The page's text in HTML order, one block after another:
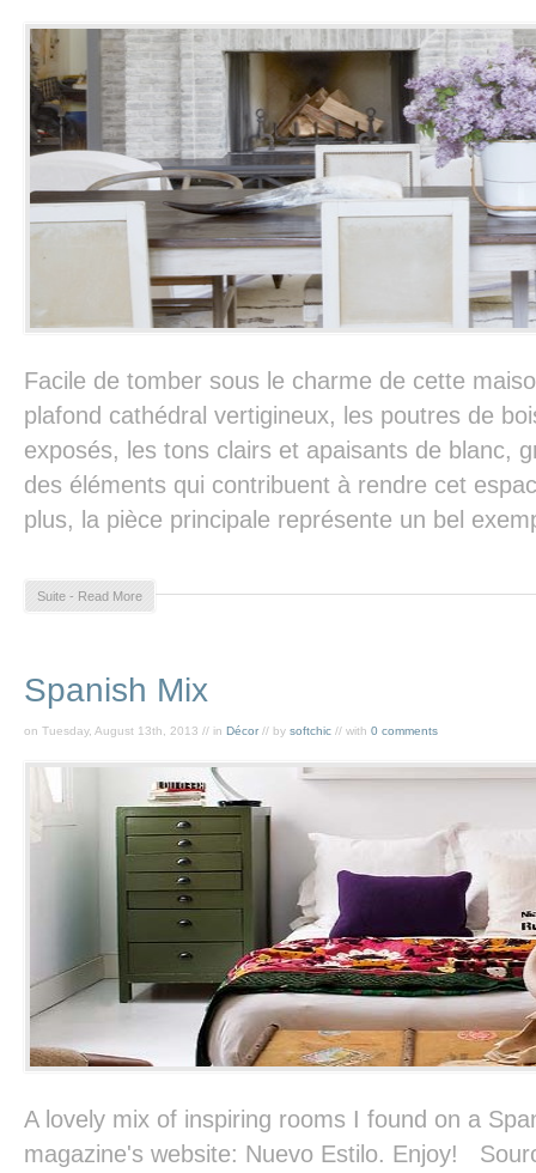
Facile de tomber sous le charme de cette
plafond cathédral vertigineux, les poutres de
exposés, les tons clairs et apaisants de blanc,
des éléments qui contribuent à rendre cet
plus, la pièce principale représente un bel
Suite - Read More
Spanish Mix
on Tuesday, August 13th, 2013 // in Décor // by softchic // with 0 comments
A lovely mix of inspiring rooms I found on a
magazine's website: Nuevo Estilo. Enjoy!